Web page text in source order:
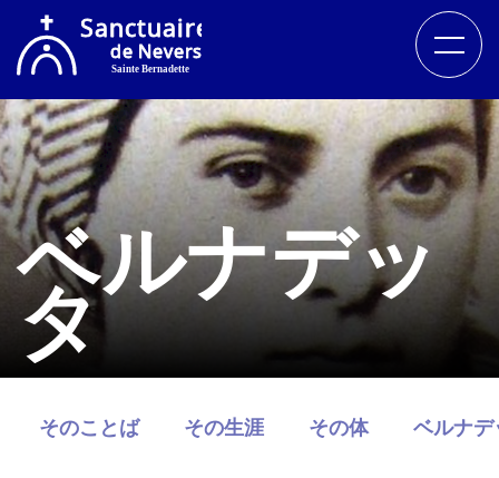
ベルナデッ
タ
そのことば その生涯 その体 ベルナデ